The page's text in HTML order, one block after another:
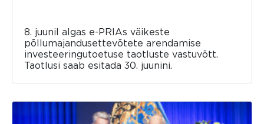
8. juunil algas e-PRIAs väikeste
põllumajandusettevõtete arendamise
investeeringutoetuse taotluste vastuvõtt.
Taotlusi saab esitada 30. juunini.